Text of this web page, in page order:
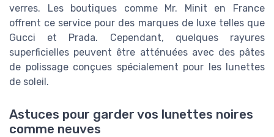
verres. Les boutiques comme Mr. Minit en France
offrent ce service pour des marques de luxe telles que
Gucci et Prada. Cependant, quelques rayures
superficielles peuvent être atténuées avec des pâtes
de polissage conçues spécialement pour les lunettes
de soleil.
Astuces pour garder vos lunettes noires
comme neuves